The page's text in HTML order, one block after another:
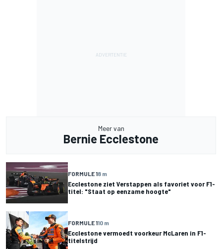
Meer van
Bernie Ecclestone
FORMULE 18 m
Ecclestone ziet Verstappen als favoriet voor F1-
titel: "Staat op eenzame hoogte"
FORMULE 110 m
Ecclestone vermoedt voorkeur McLaren in F1-
titelstrijd